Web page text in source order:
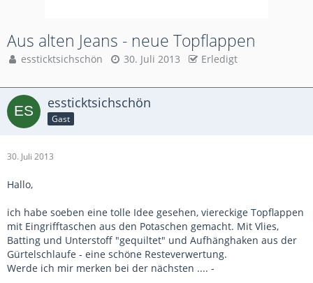
Aus alten Jeans - neue Topflappen
essticktsichschön 30. Juli 2013 Erledigt
essticktsichschön
Gast
30. Juli 2013
Hallo,
ich habe soeben eine tolle Idee gesehen, viereckige Topflappen
mit Eingrifftaschen aus den Potaschen gemacht. Mit Vlies,
Batting und Unterstoff "gequiltet" und Aufhänghaken aus der
Gürtelschlaufe - eine schöne Resteverwertung.
Werde ich mir merken bei der nächsten .... -